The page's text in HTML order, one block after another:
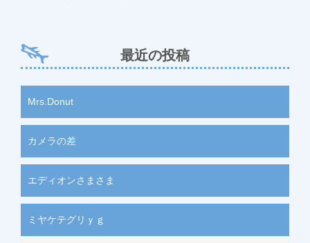
最近の投稿
Mrs.Donut
カメラの差
エディオンさまさま
ミヤケテグリｙｇ